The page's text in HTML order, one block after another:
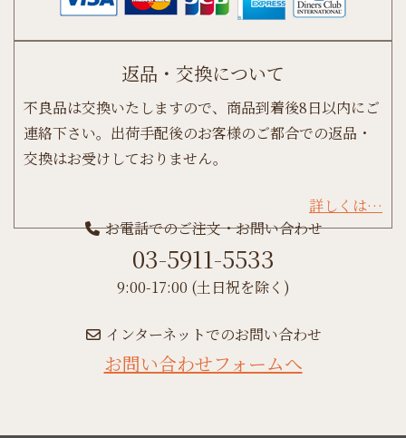
返品・交換について
不良品は交換いたしますので、商品到着後8日以内にご
連絡下さい。出荷手配後のお客様のご都合での返品・
交換はお受けしておりません。
詳しくは…
お電話でのご注文・お問い合わせ
03-5911-5533
9:00-17:00 (土日祝を除く)
インターネットでのお問い合わせ
お問い合わせフォームへ